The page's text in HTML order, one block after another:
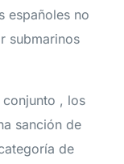
españoles no
submarinos
conjunto , los
sanción de
de